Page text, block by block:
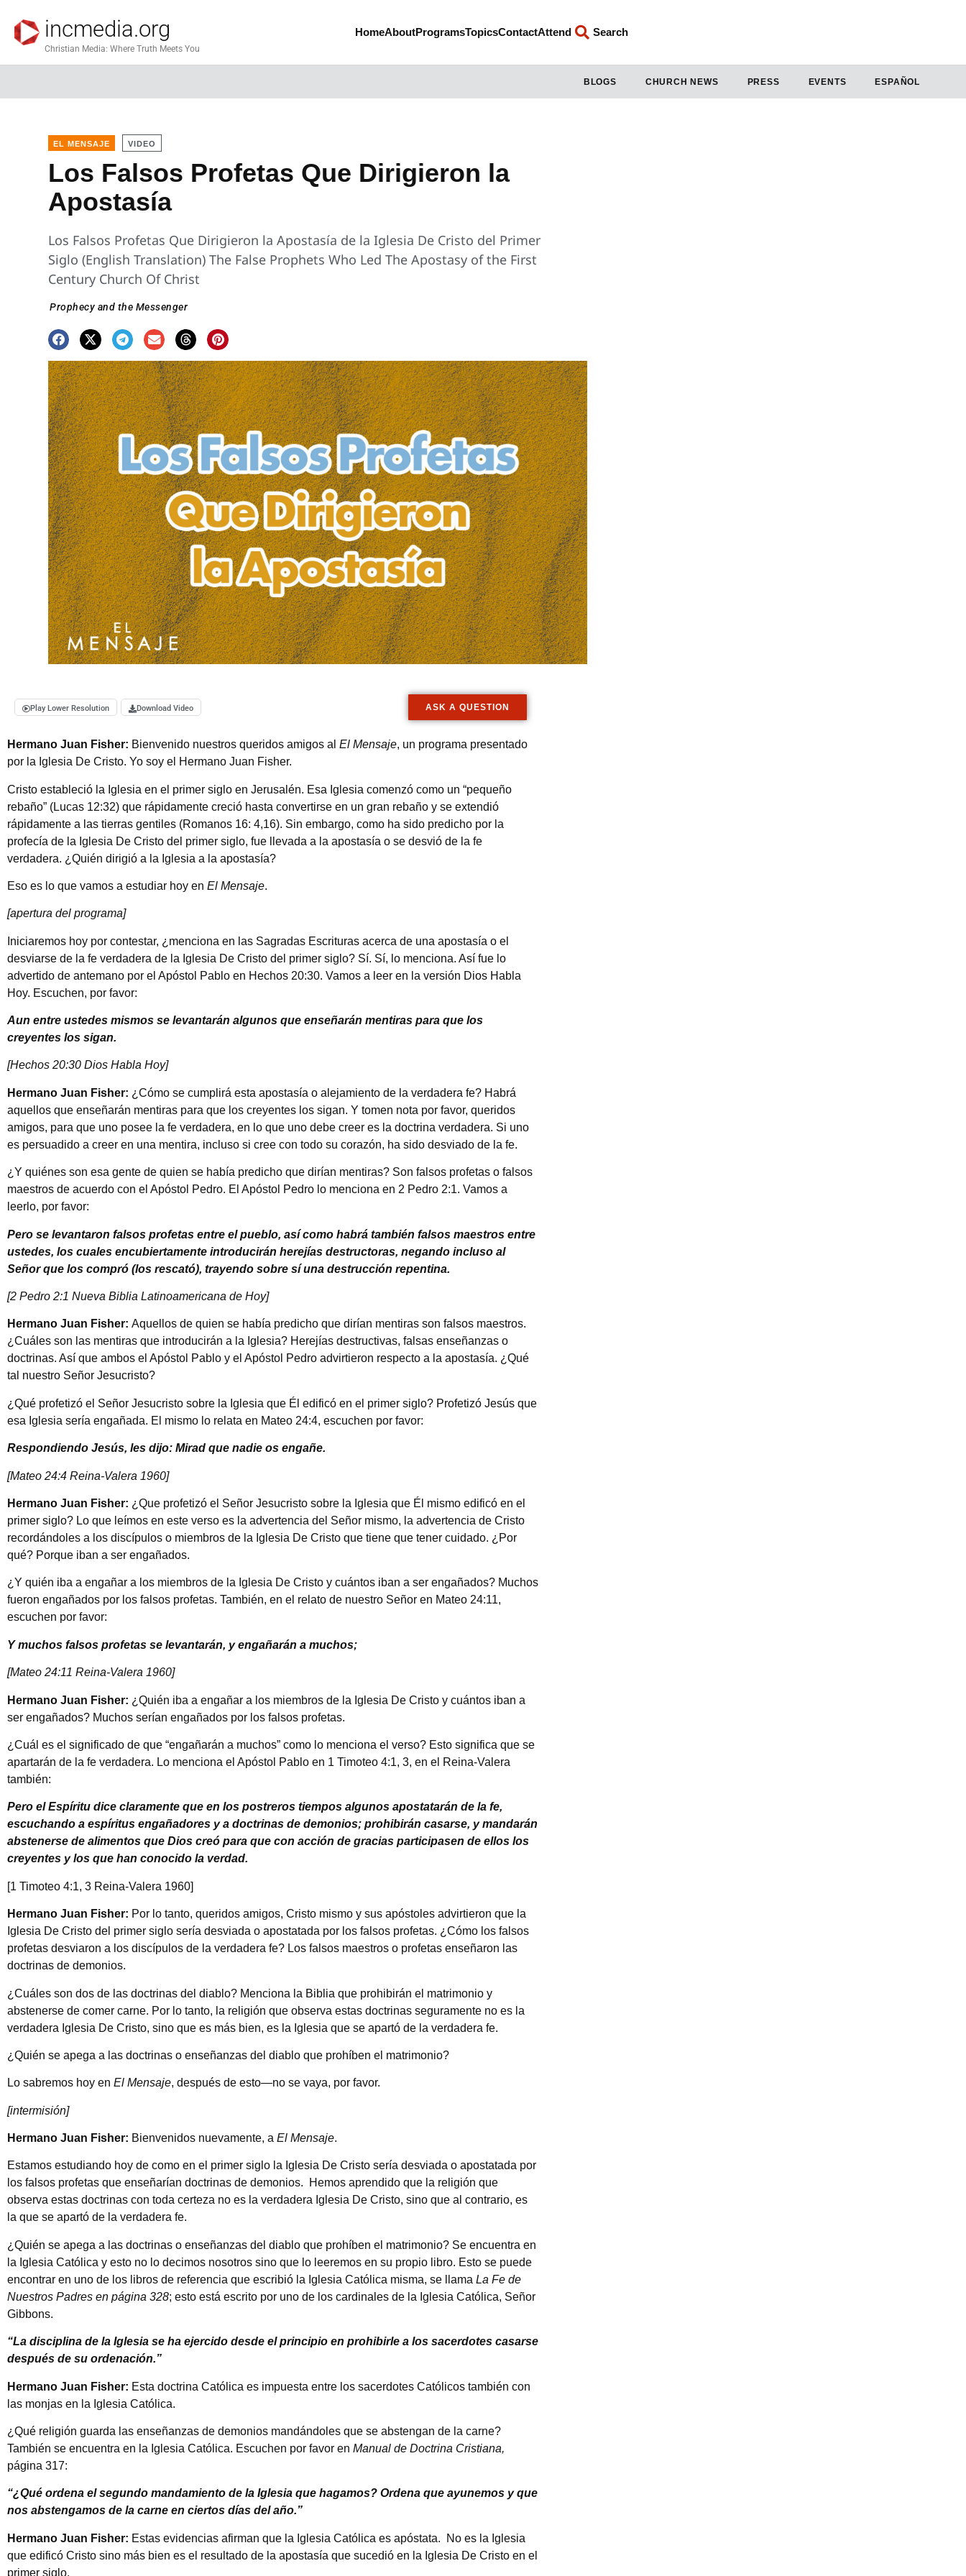
incmedia.org
Christian Media: Where Truth Meets You
HomeAboutProgramsTopicsContactAttend Search
BLOGS CHURCH NEWS PRESS EVENTS ESPAÑOL
EL MENSAJE VIDEO
Los Falsos Profetas Que Dirigieron la
Apostasía
Los Falsos Profetas Que Dirigieron la Apostasía de la Iglesia De Cristo del Primer
Siglo (English Translation) The False Prophets Who Led The Apostasy of the First
Century Church Of Christ
Prophecy and the Messenger
Play Lower Resolution Download Video ASK A QUESTION
Hermano Juan Fisher: Bienvenido nuestros queridos amigos al El Mensaje, un programa presentado
por la Iglesia De Cristo. Yo soy el Hermano Juan Fisher.
Cristo estableció la Iglesia en el primer siglo en Jerusalén. Esa Iglesia comenzó como un “pequeño
rebaño” (Lucas 12:32) que rápidamente creció hasta convertirse en un gran rebaño y se extendió
rápidamente a las tierras gentiles (Romanos 16: 4,16). Sin embargo, como ha sido predicho por la
profecía de la Iglesia De Cristo del primer siglo, fue llevada a la apostasía o se desvió de la fe
verdadera. ¿Quién dirigió a la Iglesia a la apostasía?
Eso es lo que vamos a estudiar hoy en El Mensaje.
[apertura del programa]
Iniciaremos hoy por contestar, ¿menciona en las Sagradas Escrituras acerca de una apostasía o el
desviarse de la fe verdadera de la Iglesia De Cristo del primer siglo? Sí. Sí, lo menciona. Así fue lo
advertido de antemano por el Apóstol Pablo en Hechos 20:30. Vamos a leer en la versión Dios Habla
Hoy. Escuchen, por favor:
Aun entre ustedes mismos se levantarán algunos que enseñarán mentiras para que los
creyentes los sigan.
[Hechos 20:30 Dios Habla Hoy]
Hermano Juan Fisher: ¿Cómo se cumplirá esta apostasía o alejamiento de la verdadera fe? Habrá
aquellos que enseñarán mentiras para que los creyentes los sigan. Y tomen nota por favor, queridos
amigos, para que uno posee la fe verdadera, en lo que uno debe creer es la doctrina verdadera. Si uno
es persuadido a creer en una mentira, incluso si cree con todo su corazón, ha sido desviado de la fe.
¿Y quiénes son esa gente de quien se había predicho que dirían mentiras? Son falsos profetas o falsos
maestros de acuerdo con el Apóstol Pedro. El Apóstol Pedro lo menciona en 2 Pedro 2:1. Vamos a
leerlo, por favor:
Pero se levantaron falsos profetas entre el pueblo, así como habrá también falsos maestros entre
ustedes, los cuales encubiertamente introducirán herejías destructoras, negando incluso al
Señor que los compró (los rescató), trayendo sobre sí una destrucción repentina.
[2 Pedro 2:1 Nueva Biblia Latinoamericana de Hoy]
Hermano Juan Fisher: Aquellos de quien se había predicho que dirían mentiras son falsos maestros.
¿Cuáles son las mentiras que introducirán a la Iglesia? Herejías destructivas, falsas enseñanzas o
doctrinas. Así que ambos el Apóstol Pablo y el Apóstol Pedro advirtieron respecto a la apostasía. ¿Qué
tal nuestro Señor Jesucristo?
¿Qué profetizó el Señor Jesucristo sobre la Iglesia que Él edificó en el primer siglo? Profetizó Jesús que
esa Iglesia sería engañada. El mismo lo relata en Mateo 24:4, escuchen por favor:
Respondiendo Jesús, les dijo: Mirad que nadie os engañe.
[Mateo 24:4 Reina-Valera 1960]
Hermano Juan Fisher: ¿Que profetizó el Señor Jesucristo sobre la Iglesia que Él mismo edificó en el
primer siglo? Lo que leímos en este verso es la advertencia del Señor mismo, la advertencia de Cristo
recordándoles a los discípulos o miembros de la Iglesia De Cristo que tiene que tener cuidado. ¿Por
qué? Porque iban a ser engañados.
¿Y quién iba a engañar a los miembros de la Iglesia De Cristo y cuántos iban a ser engañados? Muchos
fueron engañados por los falsos profetas. También, en el relato de nuestro Señor en Mateo 24:11,
escuchen por favor:
Y muchos falsos profetas se levantarán, y engañarán a muchos;
[Mateo 24:11 Reina-Valera 1960]
Hermano Juan Fisher: ¿Quién iba a engañar a los miembros de la Iglesia De Cristo y cuántos iban a
ser engañados? Muchos serían engañados por los falsos profetas.
¿Cuál es el significado de que “engañarán a muchos” como lo menciona el verso? Esto significa que se
apartarán de la fe verdadera. Lo menciona el Apóstol Pablo en 1 Timoteo 4:1, 3, en el Reina-Valera
también:
Pero el Espíritu dice claramente que en los postreros tiempos algunos apostatarán de la fe,
escuchando a espíritus engañadores y a doctrinas de demonios; prohibirán casarse, y mandarán
abstenerse de alimentos que Dios creó para que con acción de gracias participasen de ellos los
creyentes y los que han conocido la verdad.
[1 Timoteo 4:1, 3 Reina-Valera 1960]
Hermano Juan Fisher: Por lo tanto, queridos amigos, Cristo mismo y sus apóstoles advirtieron que la
Iglesia De Cristo del primer siglo sería desviada o apostatada por los falsos profetas. ¿Cómo los falsos
profetas desviaron a los discípulos de la verdadera fe? Los falsos maestros o profetas enseñaron las
doctrinas de demonios.
¿Cuáles son dos de las doctrinas del diablo? Menciona la Biblia que prohibirán el matrimonio y
abstenerse de comer carne. Por lo tanto, la religión que observa estas doctrinas seguramente no es la
verdadera Iglesia De Cristo, sino que es más bien, es la Iglesia que se apartó de la verdadera fe.
¿Quién se apega a las doctrinas o enseñanzas del diablo que prohíben el matrimonio?
Lo sabremos hoy en El Mensaje, después de esto—no se vaya, por favor.
[intermisión]
Hermano Juan Fisher: Bienvenidos nuevamente, a El Mensaje.
Estamos estudiando hoy de como en el primer siglo la Iglesia De Cristo sería desviada o apostatada por
los falsos profetas que enseñarían doctrinas de demonios. Hemos aprendido que la religión que
observa estas doctrinas con toda certeza no es la verdadera Iglesia De Cristo, sino que al contrario, es
la que se apartó de la verdadera fe.
¿Quién se apega a las doctrinas o enseñanzas del diablo que prohíben el matrimonio? Se encuentra en
la Iglesia Católica y esto no lo decimos nosotros sino que lo leeremos en su propio libro. Esto se puede
encontrar en uno de los libros de referencia que escribió la Iglesia Católica misma, se llama La Fe de
Nuestros Padres en página 328; esto está escrito por uno de los cardinales de la Iglesia Católica, Señor
Gibbons.
“La disciplina de la Iglesia se ha ejercido desde el principio en prohibirle a los sacerdotes casarse
después de su ordenación.”
Hermano Juan Fisher: Esta doctrina Católica es impuesta entre los sacerdotes Católicos también con
las monjas en la Iglesia Católica.
¿Qué religión guarda las enseñanzas de demonios mandándoles que se abstengan de la carne?
También se encuentra en la Iglesia Católica. Escuchen por favor en Manual de Doctrina Cristiana,
página 317:
“¿Qué ordena el segundo mandamiento de la Iglesia que hagamos? Ordena que ayunemos y que
nos abstengamos de la carne en ciertos días del año.”
Hermano Juan Fisher: Estas evidencias afirman que la Iglesia Católica es apóstata. No es la Iglesia
que edificó Cristo sino más bien es el resultado de la apostasía que sucedió en la Iglesia De Cristo en el
primer siglo.